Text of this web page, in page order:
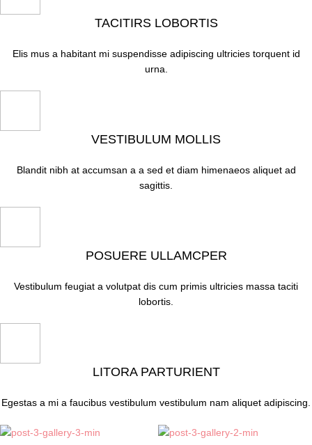
TACITIRS LOBORTIS
Elis mus a habitant mi suspendisse adipiscing ultricies torquent id
urna.
VESTIBULUM MOLLIS
Blandit nibh at accumsan a a sed et diam himenaeos aliquet ad
sagittis.
POSUERE ULLAMCPER
Vestibulum feugiat a volutpat dis cum primis ultricies massa taciti
lobortis.
LITORA PARTURIENT
Egestas a mi a faucibus vestibulum vestibulum nam aliquet adipiscing.